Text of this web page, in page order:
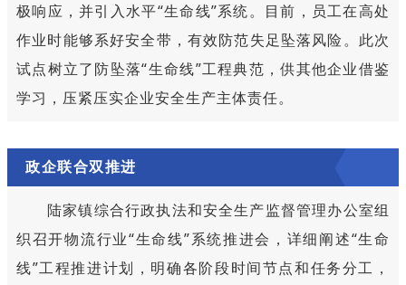
极响应，并引入水平“生命线”系统。目前，员工在高处
作业时能够系好安全带，有效防范失足坠落风险。此次
试点树立了防坠落“生命线”工程典范，供其他企业借鉴
学习，压紧压实企业安全生产主体责任。
政企联合双推进
陆家镇综合行政执法和安全生产监督管理办公室组
织召开物流行业“生命线”系统推进会，详细阐述“生命
线”工程推进计划，明确各阶段时间节点和任务分工，